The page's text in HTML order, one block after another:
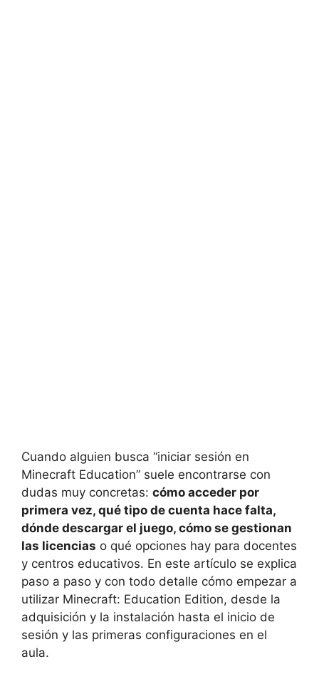
Cuando alguien busca “iniciar sesión en
Minecraft Education” suele encontrarse con
dudas muy concretas: cómo acceder por
primera vez, qué tipo de cuenta hace falta,
dónde descargar el juego, cómo se gestionan
las licencias o qué opciones hay para docentes
y centros educativos. En este artículo se explica
paso a paso y con todo detalle cómo empezar a
utilizar Minecraft: Education Edition, desde la
adquisición y la instalación hasta el inicio de
sesión y las primeras configuraciones en el
aula.